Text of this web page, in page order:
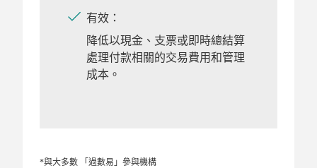
有效：
降低以現金、支票或即時總結算
處理付款相關的交易費用和管理
成本。
*與大多數 「過數易」參與機構